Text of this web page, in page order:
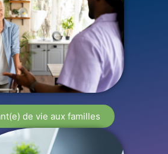
de vie aux familles